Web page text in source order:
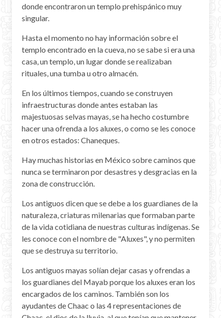
donde encontraron un templo prehispánico muy
singular.
Hasta el momento no hay información sobre el
templo encontrado en la cueva, no se sabe si era una
casa, un templo, un lugar donde se realizaban
rituales, una tumba u otro almacén.
En los últimos tiempos, cuando se construyen
infraestructuras donde antes estaban las
majestuosas selvas mayas, se ha hecho costumbre
hacer una ofrenda a los aluxes, o como se les conoce
en otros estados: Chaneques.
Hay muchas historias en México sobre caminos que
nunca se terminaron por desastres y desgracias en la
zona de construcción.
Los antiguos dicen que se debe a los guardianes de la
naturaleza, criaturas milenarias que formaban parte
de la vida cotidiana de nuestras culturas indígenas. Se
les conoce con el nombre de "Aluxes", y no permiten
que se destruya su territorio.
Los antiguos mayas solían dejar casas y ofrendas a
los guardianes del Mayab porque los aluxes eran los
encargados de los caminos. También son los
ayudantes de Chaac o las 4 representaciones de